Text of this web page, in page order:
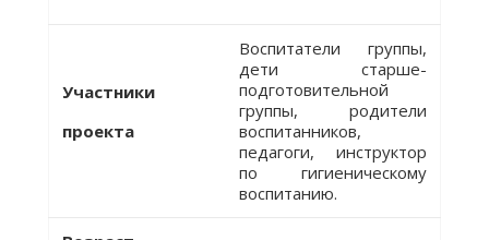
Участники
проекта
Воспитатели группы,
дети старше-
подготовительной
группы, родители
воспитанников,
педагоги, инструктор
по гигиеническому
воспитанию.